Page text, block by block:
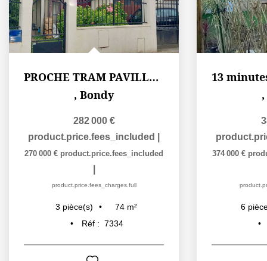
PROCHE TRAM PAVILLON SUR 367 M²
, Bondy
282 000 €
product.price.fees_included
270 000 € product.price.fees_included
product.price.fees_charges.full
3 pièce(s) 74 m²
Réf : 7334
,
374 000 €
6